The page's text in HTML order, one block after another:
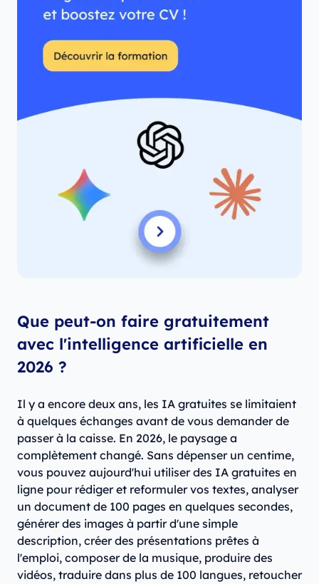
Que peut-on faire gratuitement
avec l'intelligence artificielle en
2026 ?
Il y a encore deux ans, les IA gratuites se limitaient
à quelques échanges avant de vous demander de
passer à la caisse. En 2026, le paysage a
complètement changé. Sans dépenser un centime,
vous pouvez aujourd'hui utiliser des IA gratuites en
ligne pour rédiger et reformuler vos textes, analyser
un document de 100 pages en quelques secondes,
générer des images à partir d'une simple
description, créer des présentations prêtes à
l'emploi, composer de la musique, produire des
vidéos, traduire dans plus de 100 langues, retoucher